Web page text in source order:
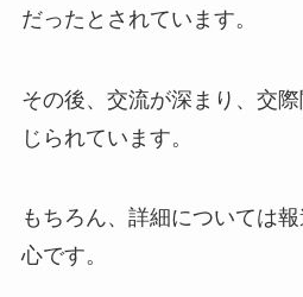
だったとされています。
その後、交流が深まり、交
じられています。
もちろん、詳細については
心です。